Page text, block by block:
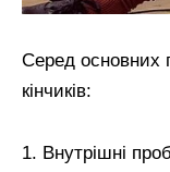
Серед основних
кінчиків:
1. Внутрішні